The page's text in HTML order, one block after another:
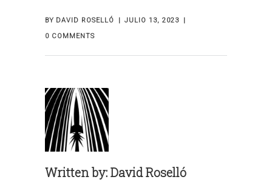
BY DAVID ROSELLÓ
JULIO 13, 2023
0 COMMENTS
Written by:David Roselló